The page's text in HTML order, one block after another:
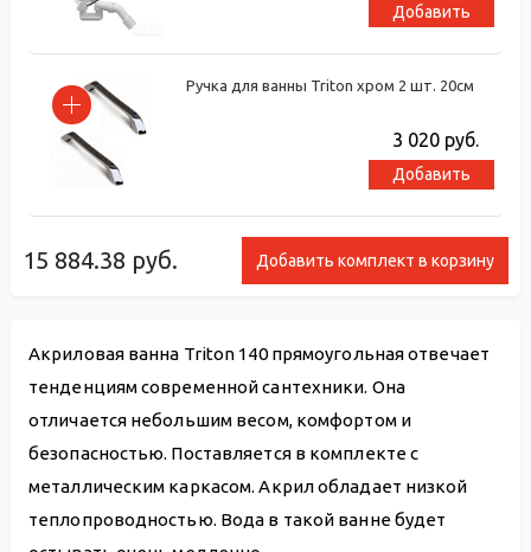
15 884.38 руб. Добавить комплект в корзину
Добавить
Ручка для ванны Triton хром 2 шт. 20см
3 020руб.
Добавить
Акриловая ванна Triton 140 прямоугольная отвечает
тенденциям современной сантехники. Она
отличается небольшим весом, комфортом и
безопасностью. Поставляется в комплекте с
металлическим каркасом. Акрил обладает низкой
теплопроводностью. Вода в такой ванне будет